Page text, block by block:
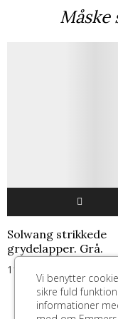
Måske
Solwang strikkede
grydelapper. Grå.
119,00 kr.
Vi benytter
sikre fuld
informationer